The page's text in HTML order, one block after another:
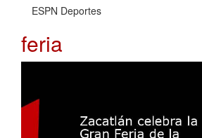
ESPN Deportes
feria